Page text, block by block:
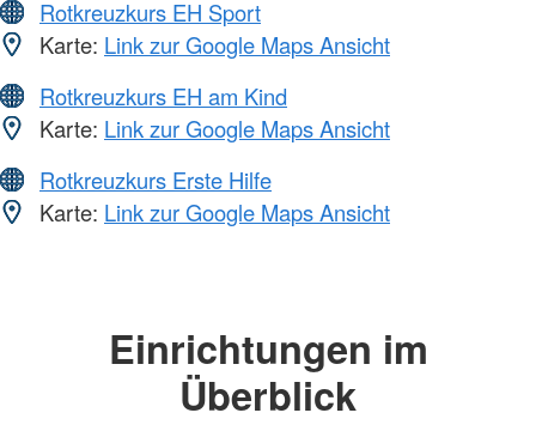
Rotkreuzkurs EH Sport
Karte: Link zur Google Maps Ansicht
Rotkreuzkurs EH am Kind
Karte: Link zur Google Maps Ansicht
Rotkreuzkurs Erste Hilfe
Karte: Link zur Google Maps Ansicht
Einrichtungen im
Überblick